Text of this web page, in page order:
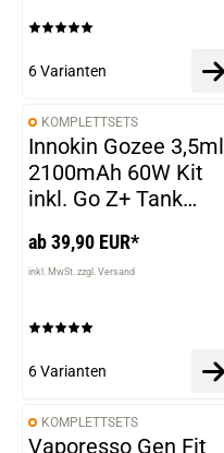
6 Varianten
VARIANTEN
KOMPLETTSETS
Innokin Gozee 3,5ml
2100mAh 60W Kit
inkl. Go Z+ Tank
ab 39,90 EUR*
inkl. MwSt. zzgl. Versand
6 Varianten
VARIANTEN
KOMPLETTSETS
Vaporesso Gen Fit